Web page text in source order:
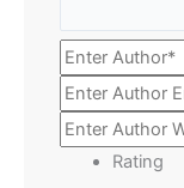
Rating